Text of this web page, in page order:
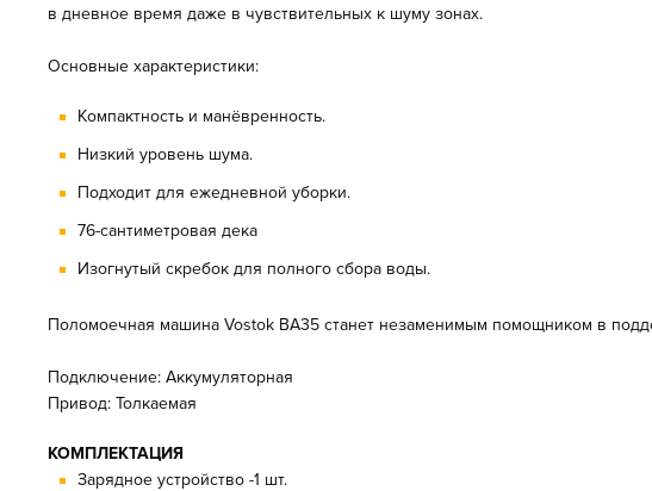
в дневное время даже в чувствительных к шуму зонах.
Основные характеристики:
Компактность и манёвренность.
Низкий уровень шума.
Подходит для ежедневной уборки.
76-сантиметровая дека
Изогнутый скребок для полного сбора воды.
Поломоечная машина Vostok BA35 станет незаменимым помощником в
Подключение: Аккумуляторная
Привод: Толкаемая
КОМПЛЕКТАЦИЯ
Зарядное устройство -1 шт.